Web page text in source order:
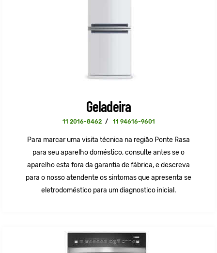
Geladeira
11 2016-8462 / 11 94616-9601
Para marcar uma visita técnica na região Ponte Rasa
para seu aparelho doméstico, consulte antes se o
aparelho esta fora da garantia de fábrica, e descreva
para o nosso atendente os sintomas que apresenta se
eletrodoméstico para um diagnostico inicial.